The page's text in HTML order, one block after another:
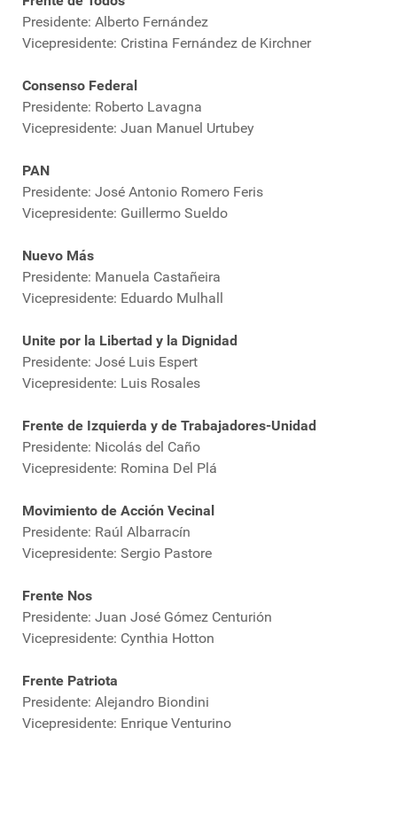
Presidente: Alberto Fernández
Vicepresidente: Cristina Fernández de Kirchner
Consenso Federal
Presidente: Roberto Lavagna
Vicepresidente: Juan Manuel Urtubey
PAN
Presidente: José Antonio Romero Feris
Vicepresidente: Guillermo Sueldo
Nuevo Más
Presidente: Manuela Castañeira
Vicepresidente: Eduardo Mulhall
Unite por la Libertad y la Dignidad
Presidente: José Luis Espert
Vicepresidente: Luis Rosales
Frente de Izquierda y de Trabajadores-Unidad
Presidente: Nicolás del Caño
Vicepresidente: Romina Del Plá
Movimiento de Acción Vecinal
Presidente: Raúl Albarracín
Vicepresidente: Sergio Pastore
Frente Nos
Presidente: Juan José Gómez Centurión
Vicepresidente: Cynthia Hotton
Frente Patriota
Presidente: Alejandro Biondini
Vicepresidente: Enrique Venturino